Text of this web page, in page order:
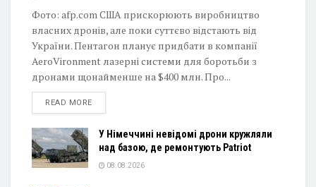
Фото: afp.com США прискорюють виробництво
власних дронів, але поки суттєво відстають від
України. Пентагон планує придбати в компанії
AeroVironment лазерні системи для боротьби з
дронами щонайменше на $400 млн. Про...
READ MOREDETAILS
У Німеччині невідомі дрони кружляли
над базою, де ремонтують Patriot
08.08.2026